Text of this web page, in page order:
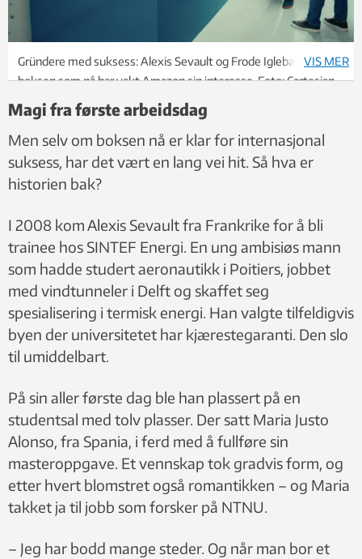
Gründere med suksess: Alexis Sevault og Frode Iglebæk foran
boksen som nå har vakt Amazon sin interesse. Foto: Cartesian
VIS MER
Magi fra første arbeidsdag
Men selv om boksen nå er klar for internasjonal
suksess, har det vært en lang vei hit. Så hva er
historien bak?
I 2008 kom Alexis Sevault fra Frankrike for å bli
trainee hos SINTEF Energi. En ung ambisiøs mann
som hadde studert aeronautikk i Poitiers, jobbet
med vindtunneler i Delft og skaffet seg
spesialisering i termisk energi. Han valgte tilfeldigvis
byen der universitetet har kjærestegaranti. Den slo
til umiddelbart.
På sin aller første dag ble han plassert på en
studentsal med tolv plasser. Der satt Maria Justo
Alonso, fra Spania, i ferd med å fullføre sin
masteroppgave. Et vennskap tok gradvis form, og
etter hvert blomstret også romantikken – og Maria
takket ja til jobb som forsker på NTNU.
– Jeg har bodd mange steder. Og når man bor et